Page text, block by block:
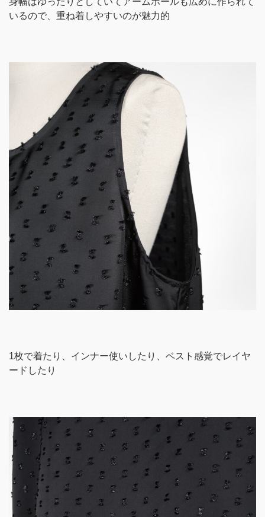
いるので、重ね着しやすいのが魅力的
1枚で着たり、インナー使いしたり、ベスト感覚でレイヤ
ードしたり